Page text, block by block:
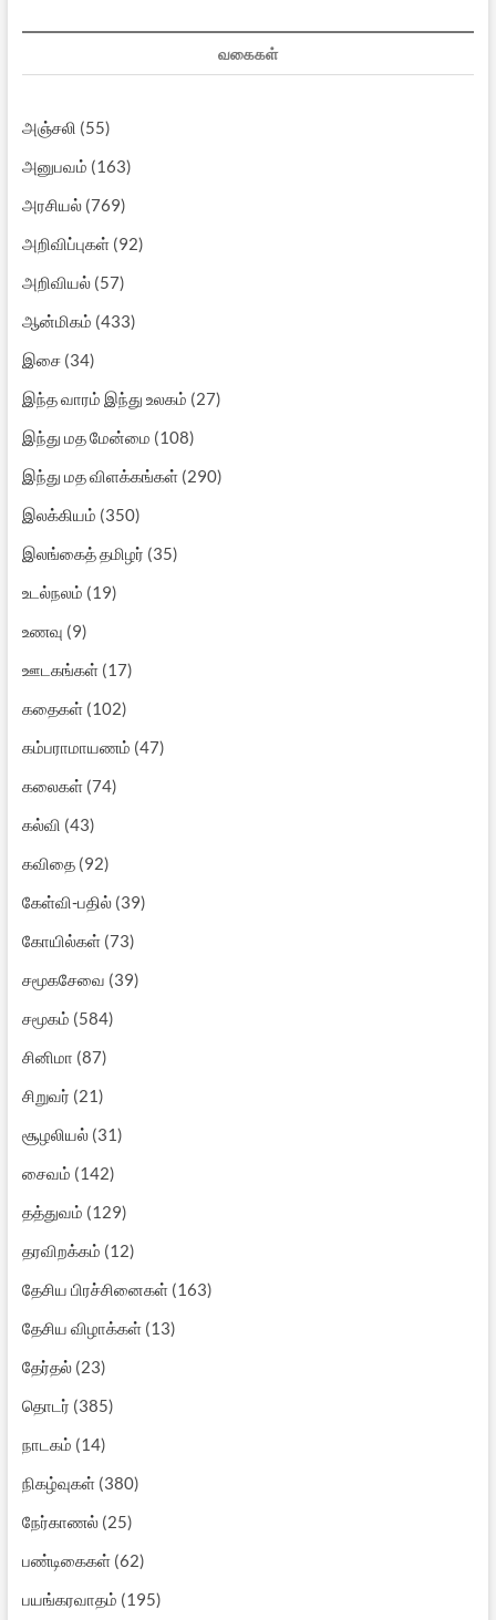
வகைகள்
அஞ்சலி (55)
அனுபவம் (163)
அரசியல்(769)
அறிவிப்புகள்(92)
அறிவியல்(57)
ஆன்மிகம் (433)
இசை(34)
இந்த வாரம் இந்து உலகம் (27)
இந்து மத மேன்மை (108)
இந்து மத விளக்கங்கள்(290)
இலக்கியம் (350)
இலங்கைத் தமிழர் (35)
உடல்நலம் (19)
உணவு (9)
ஊடகங்கள்(17)
கதைகள்(102)
கம்பராமாயணம் (47)
கலைகள்(74)
கல்வி (43)
கவிதை(92)
கேள்வி-பதில்(39)
கோயில்கள்(73)
சமூகசேவை (39)
சமூகம் (584)
சினிமா (87)
சிறுவர் (21)
சூழலியல்(31)
சைவம் (142)
தத்துவம் (129)
தரவிறக்கம் (12)
தேசிய பிரச்சினைகள்(163)
தேசிய விழாக்கள்(13)
தேர்தல்(23)
தொடர் (385)
நாடகம் (14)
நிகழ்வுகள்(380)
நேர்காணல்(25)
பண்டிகைகள்(62)
பயங்கரவாதம் (195)